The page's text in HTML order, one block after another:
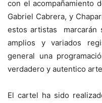
con el acompañamiento
Gabriel Cabrera, y
estos artistas marcarán
amplios y variados
general una
verdadero y autentico
El cartel ha sido